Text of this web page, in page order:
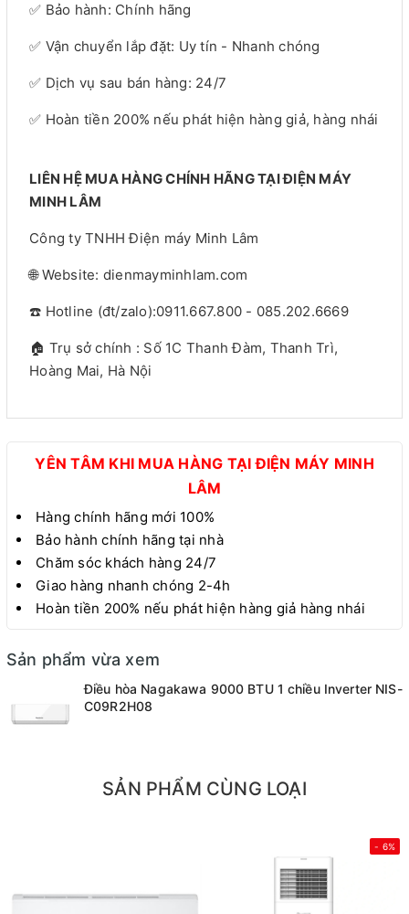
✅ Bảo hành: Chính hãng
✅ Vận chuyển lắp đặt: Uy tín - Nhanh chóng
✅ Dịch vụ sau bán hàng: 24/7
✅ Hoàn tiền 200% nếu phát hiện hàng giả, hàng nhái
LIÊN HỆ MUA HÀNG CHÍNH HÃNG TẠI ĐIỆN MÁY
MINH LÂM
Công ty TNHH Điện máy Minh Lâm
🌐 Website: dienmayminhlam.com
☎️ Hotline (đt/zalo):0911.667.800 - 085.202.6669
🏠 Trụ sở chính : Số 1C Thanh Đàm, Thanh Trì,
Hoàng Mai, Hà Nội
YÊN TÂM KHI MUA HÀNG TẠI ĐIỆN MÁY MINH
LÂM
Hàng chính hãng mới 100%
Bảo hành chính hãng tại nhà
Chăm sóc khách hàng 24/7
Giao hàng nhanh chóng 2-4h
Hoàn tiền 200% nếu phát hiện hàng giả hàng nhái
Sản phẩm vừa xem
Điều hòa Nagakawa 9000 BTU 1 chiều Inverter NIS-
C09R2H08
SẢN PHẨM CÙNG LOẠI
- 6%